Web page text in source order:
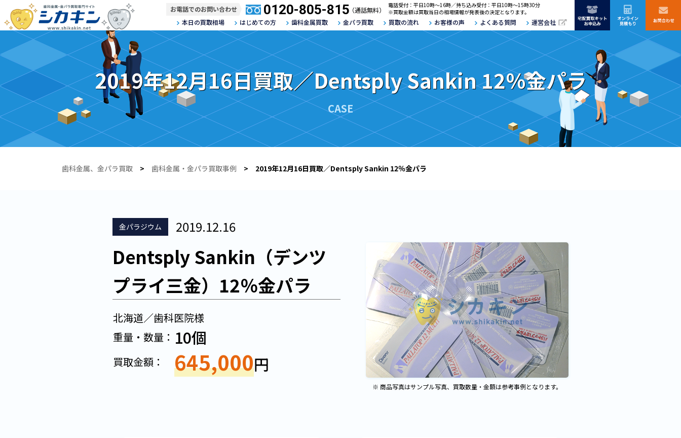
お電話でのお問い合わせ 0120-805-815（通話無料）
電話受付：平日10時～16時／持ち込み受付：平日10時～15時30分
※買取金額は買取当日の相場情報が発表後の決定となります。
本日の買取相場 はじめての方 歯科金属買取 金パラ買取 買取の流れ お客様の声 よくある質問 運営会社
2019年12月16日買取／Dentsply Sankin 12％金パラ
CASE
歯科金属、金パラ買取 > 歯科金属・金パラ買取事例 > 2019年12月16日買取／Dentsply Sankin 12％金パラ
金パラジウム 2019.12.16
※ 商品写真はサンプル写真、買取数量・金額は参考事例となります。
Dentsply Sankin（デンツ
プライ三金）12％金パラ
北海道／歯科医院様
重量・数量： 10個
買取金額： 645,000円